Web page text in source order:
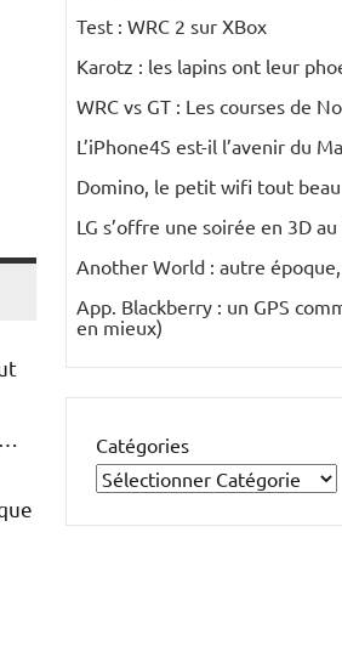
Test : WRC 2 sur XBox
Karotz : les lapins ont leur
WRC vs GT : Les courses de
L’iPhone4S est-il l’avenir du
Domino, le petit wifi tout
LG s’offre une soirée en 3D
Another World : autre
App. Blackberry : un GPS
en mieux)
Catégories